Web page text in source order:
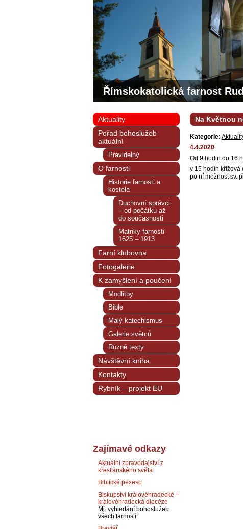
Římskokatolická farnost
Na Květnou
Kategorie:
4.4.2020
Od 9 hodin do 16
v 15 hodin křížová
po ní možnost sv.
Aktuality
Pořad bohoslužeb
aktuální
Pravidelný
O farnosti
Historie farnosti a
kostela
Duchovní správci
– od počátku až
do současnosti
Matriky farnosti
1625 – 1913
Farní klubovna
Fotogalerie
K zamyšlení a poučení
Modlitby
Bible
Malý katechismus
Galerie světců
Různé texty
Návštěvní kniha
Kontakty
Rybník – projekt EU
Zajímavé odkazy
Aktuální zpravodajství z
křesťanského světa
Biblické pexeso
Biskupství královéhradecké –
královéhradecká diecéze
Mj. vyhledání bohoslužeb
všech farností